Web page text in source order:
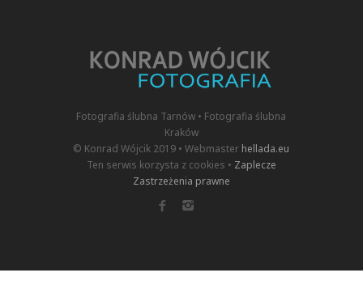
Fotografia ślubna Tarnów • Fotografia ślubna
Kraków
© Konrad Wójcik 2019 • Webmaster hellada.eu
Ten serwis korzysta z cookies • Zaplecze
Zastrzeżenia prawne